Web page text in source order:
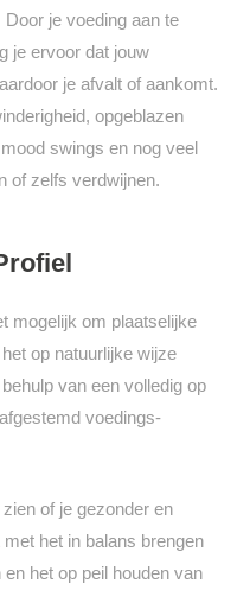
je voeding aan te
je ervoor dat jouw
je afvalt of aankomt.
opgeblazen
swings en nog veel
of zelfs verdwijnen.
mogelijk om plaatselijke
op natuurlijke wijze
van een volledig op
voedings-
of je gezonder en
het in balans brengen
het op peil houden van